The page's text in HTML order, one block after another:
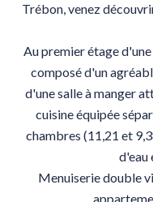
Trébon, venez
Au premier étage
composé d'un
d'une salle à manger
cuisine équipée
chambres (11,21 et
d'eau
Menuiserie double